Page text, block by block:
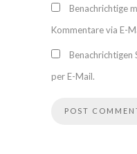
Benachrichtige
Kommentare via E-
Benachrichtigen
per E-Mail.